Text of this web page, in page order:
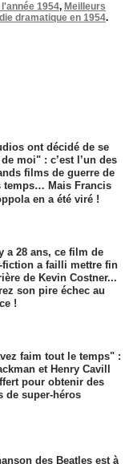
1954, Meilleurs
dramatique en 1954.
ont décidé de se
moi" : c’est l’un des
films de guerre de
temps… Mais Francis
en a été viré !
a 28 ans, ce film de
fiction a failli mettre fin
de Kevin Costner...
son pire échec au
!
faim tout le temps" :
et Henry Cavill
pour obtenir des
de super-héros
des Beatles est à